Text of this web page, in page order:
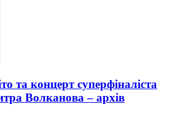
та концерт суперфіналіста
Волканова – архів